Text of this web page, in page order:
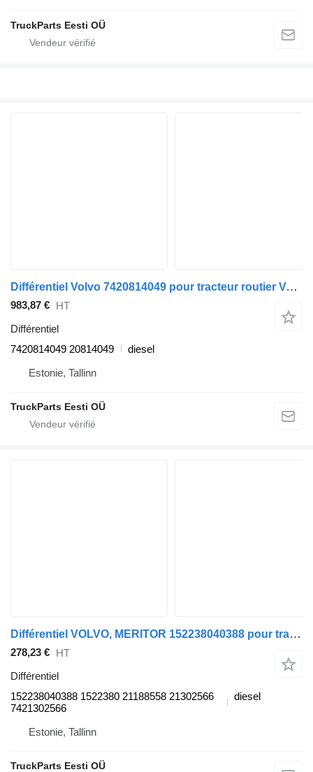
TruckParts Eesti OÜ
Différentiel Volvo 7420814049 pour tracteur routier Volvo FL, FE (2005-2014)
983,87 € HT
Différentiel
7420814049 20814049
diesel
Estonie, Tallinn
TruckParts Eesti OÜ
Différentiel VOLVO, MERITOR 152238040388 pour tracteur routier Volvo FM7-FM12, FM, FMX (1998-2014)
278,23 € HT
Différentiel
152238040388 1522380 21188558 21302566
7421302566
diesel
Estonie, Tallinn
TruckParts Eesti OÜ